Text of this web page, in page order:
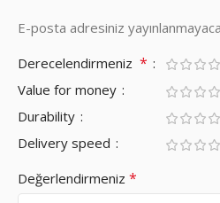
E-posta adresiniz
Derecelendirmeniz *
Value for money
Durability
Delivery speed
Değerlendirmeniz *